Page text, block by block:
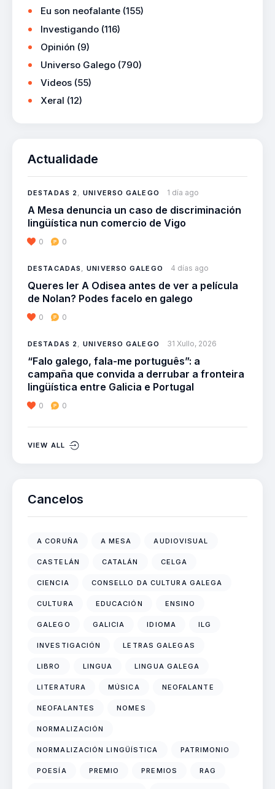
Eu son neofalante (155)
Investigando (116)
Opinión (9)
Universo Galego (790)
Videos (55)
Xeral (12)
Actualidade
DESTADAS 2,UNIVERSO GALEGO 1 día ago
A Mesa denuncia un caso de discriminación
lingüística nun comercio de Vigo
0 0
DESTACADAS ,UNIVERSO GALEGO 4 días ago
Queres ler A Odisea antes de ver a película
de Nolan? Podes facelo en galego
0 0
DESTADAS 2,UNIVERSO GALEGO 31 Xullo, 2026
“Falo galego, fala-me português”: a
campaña que convida a derrubar a fronteira
lingüística entre Galicia e Portugal
0 0
VIEW ALL
Cancelos
A CORUÑA A MESA AUDIOVISUAL
CASTELÁN CATALÁN CELGA
CIENCIA CONSELLO DA CULTURA GALEGA
CULTURA EDUCACIÓN ENSINO
GALEGO GALICIA IDIOMA ILG
INVESTIGACIÓN LETRAS GALEGAS
LIBRO LINGUA LINGUA GALEGA
LITERATURA MÚSICA NEOFALANTE
NEOFALANTES NOMES
NORMALIZACIÓN
NORMALIZACIÓN LINGÜÍSTICA PATRIMONIO
POESÍA PREMIO PREMIOS RAG